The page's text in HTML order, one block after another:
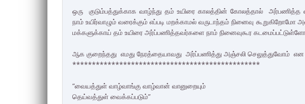
ஒரு குடும்பத்துக்காக வாழ்ந்து தம் உயிரை காலத்தின் கோலத்தால்
நாம் உயிர்வாழும் வரைக்கும் எப்படி மறக்காமல் வருடாந்தம் நினைவு
மக்களுக்காய் தம் உயிரை அர்ப்பணித்தவர்களை நாம் நினைவுகூர
ஆக குறைந்தது எமது நேரத்தையாவது அர்ப்பணித்து அஞ்சலி செலுத்துவோம் என
************************************************
“வையத்துள் வாழ்வாங்கு வாழ்வான் வானுறையும்
தெய்வத்துள் வைக்கப்படும்”